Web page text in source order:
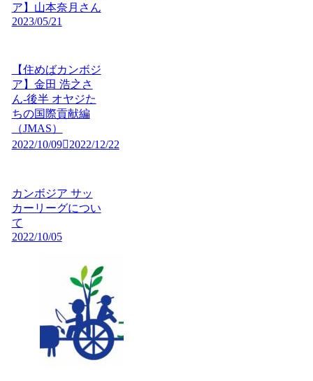
ア】山本奈月さん
2023/05/21
【住めばカンボジ
ア】金田 浩之さ
ん-後半 オヤジた
ちの国際貢献編
（JMAS）
2022/10/09
2022/12/22
カンボジア サッ
カーリーグについ
て
2022/10/05